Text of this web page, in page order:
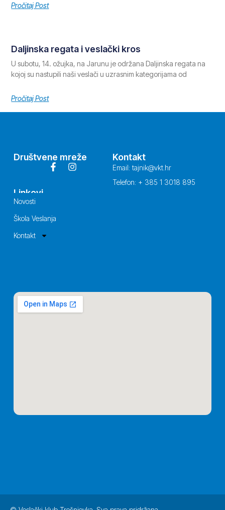
Pročitaj Post
Daljinska regata i veslački kros
U subotu, 14. ožujka, na Jarunu je održana Daljinska regata na
kojoj su nastupili naši veslači u uzrasnim kategorijama od
Pročitaj Post
Društvene mreže Kontakt
Email: tajnik@vkt.hr
Telefon: + 385 1 3018 895
Linkovi
Novosti
Škola Veslanja
Kontakt